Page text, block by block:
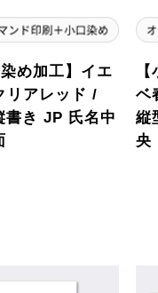
染め加工】イエ
リアレッド /
書き JP 氏名中
ベ
縦
央